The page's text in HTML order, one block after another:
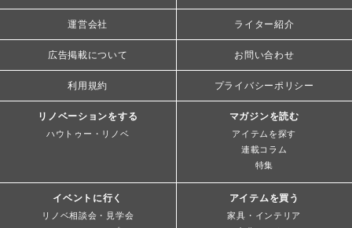
運営会社 ライター紹介
広告掲載について お問い合わせ
利用規約 プライバシーポリシー
リノベーションをする
ハウトゥー・リノベ
マガジンを読む
アイテムを探す
連載コラム
特集
イベントに行く
リノベ相談会・見学会
アイテムを買う
家具・インテリア